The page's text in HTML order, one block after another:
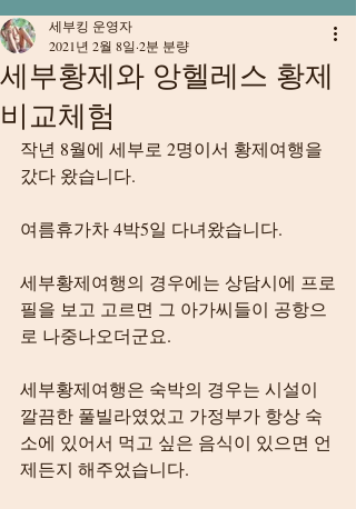
세부황제와 앙헬레스 황제
비교체험
세부킹 운영자
2021년 2월 8일 2분 분량
작년 8월에 세부로 2명이서 황제여행을
갔다 왔습니다.
여름휴가차 4박5일 다녀왔습니다.
세부황제여행의 경우에는 상담시에 프로
필을 보고 고르면 그 아가씨들이 공항으
로 나중나오더군요.
세부황제여행은 숙박의 경우는 시설이
깔끔한 풀빌라였었고 가정부가 항상 숙
소에 있어서 먹고 싶은 음식이 있으면 언
제든지 해주었습니다.